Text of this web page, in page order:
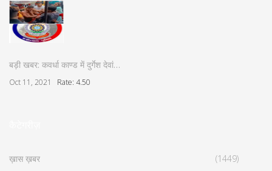
बड़ी खबर: कवर्धा काण्ड में दुर्गेश देवां…
Oct 11, 2021 Rate: 4.50
ख़ास ख़बर
(1449)